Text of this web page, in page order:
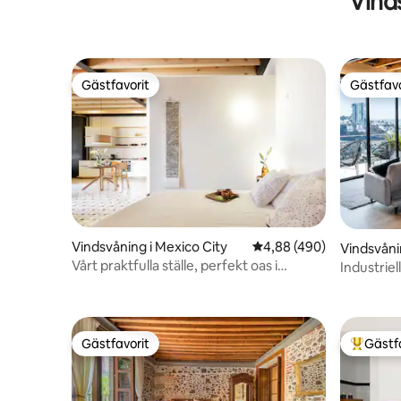
Gästfavorit
Gästfavorit
Vindsvåning i Mexico City 4,88 av 5 i
4,88 (490)
Vårt praktfulla ställe, perfekt oas i
uerétaro
Gästfavorit
Gästfavorit